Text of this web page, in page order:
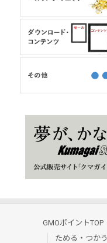
GMOポイントTOP
ためる・つかう